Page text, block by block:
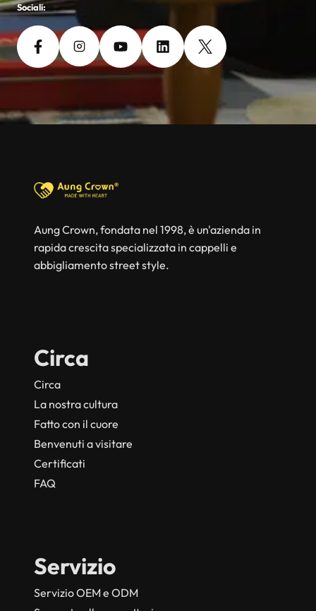
Sociali:
Aung Crown, fondata nel 1998, è un'azienda in
rapida crescita specializzata in cappelli e
abbigliamento street style.
Circa
Circa
La nostra cultura
Fatto con il cuore
Benvenuti a visitare
Certificati
FAQ
Servizio
Servizio OEM e ODM